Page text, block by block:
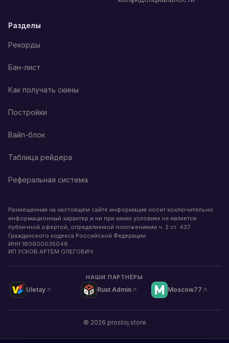
Разделы
Рекорды
Бан-лист
Как получать скины
Постройки
Вайп-блок
Таблица рейдера
Реферальная система
Размещенная на настоящем сайте информация носит исключительно
информационный характер и ни при каких условиях не является
публичной офертой, определяемой положениями ч. 2 ст. 437
Гражданского кодекса Российской Федерации.
ИНН 180600035048
ИП УСКОВ АРТЕМ ОЛЕГОВИЧ
НАШИ ПАРТНЁРЫ
Uletay Rust Admin Moscow77
© 2026 prostoj.store